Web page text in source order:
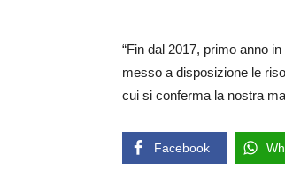
“Fin dal 2017, primo anno
messo a disposizione le
cui si conferma la nostra
Facebook